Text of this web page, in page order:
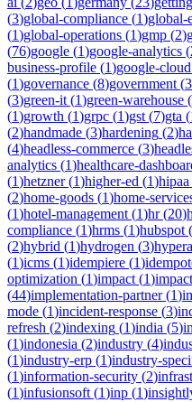
(3)global-compliance (1)global-
(1)global-operations (1)gmp (2)
(76)google (1)google-analytics (
business-profile (1)google-cloud
(1)governance (8)government (3
(3)green-it (1)green-warehouse (
(1)growth (1)grpc (1)gst (7)gta (
(2)handmade (3)hardening (2)
(4)headless-commerce (3)
analytics (1)healthcare-
(1)hetzner(1)higher-ed (1)hipaa
(2)home-goods (1)home-
(1)hotel-management (1)hr(20)
compliance (1)hrms (1)hubspot (
(2)hybrid (1)hydrogen (3)
(1)icms (1)idempiere (1)
optimization (1)impact (1)
(44)implementation-partner(1)
mode (1)incident-response (3)
refresh (2)indexing (1)india (5)
(1)indonesia (2)industry (4)
(1)industry-erp (1)industry-
(1)information-security (2)
(1)infusionsoft (1)inp (1)